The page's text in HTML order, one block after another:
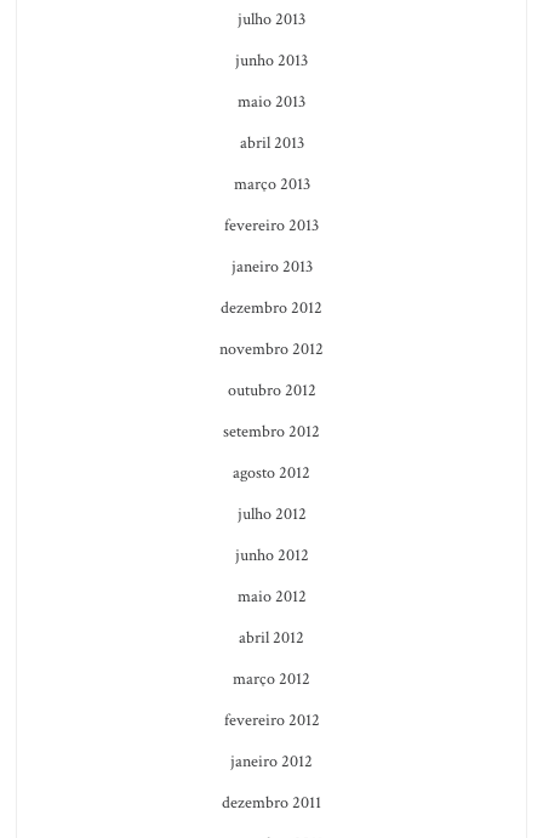
julho 2013
junho 2013
maio 2013
abril 2013
março 2013
fevereiro 2013
janeiro 2013
dezembro 2012
novembro 2012
outubro 2012
setembro 2012
agosto 2012
julho 2012
junho 2012
maio 2012
abril 2012
março 2012
fevereiro 2012
janeiro 2012
dezembro 2011